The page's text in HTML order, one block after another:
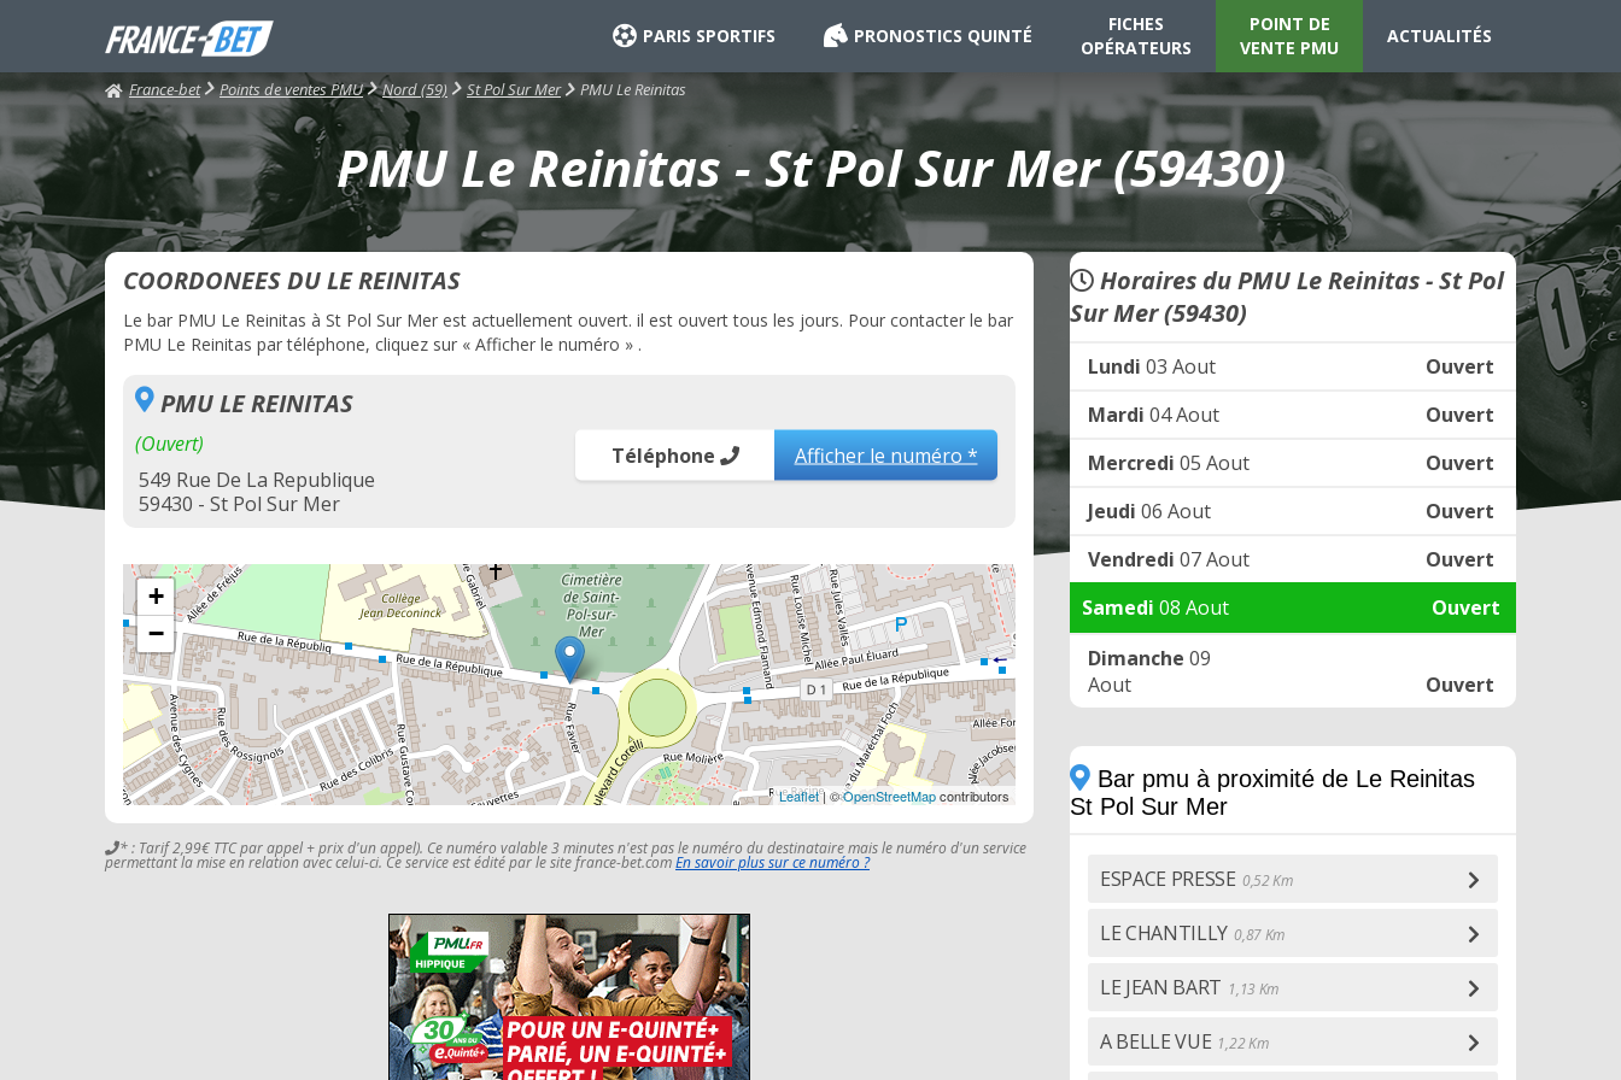
PARIS SPORTIFS PRONOSTICS QUINTÉ
FICHES
OPÉRATEURS
POINT DE
VENTE PMU
ACTUALITÉS
France-bet Points de ventes PMU Nord (59) St Pol Sur Mer PMU Le Reinitas
PMU Le Reinitas - St Pol Sur Mer (59430)
COORDONEES DU LE REINITAS
Le bar PMU Le Reinitas à St Pol Sur Mer est actuellement ouvert. il est ouvert tous les jours. Pour contacter le bar
PMU Le Reinitas par téléphone, cliquez sur « Afficher le numéro » .
PMU LE REINITAS
(Ouvert)
549 Rue De La Republique
59430 - St Pol Sur Mer
Téléphone Afficher le numéro *
+
−
Leaflet| ©OpenStreetMapcontributors
* : Tarif 2,99€ TTC par appel + prix d'un appel). Ce numéro valable 3 minutes n'est pas le numéro du destinataire mais le numéro d'un service
permettant la mise en relation avec celui-ci. Ce service est édité par le site france-bet.comEn savoir plus sur ce numéro ?
Horaires du PMU Le Reinitas - St Pol
Sur Mer (59430)
Lundi 03 Aout
Ouvert
Mardi 04 Aout
Ouvert
Mercredi 05 Aout
Ouvert
Jeudi 06 Aout
Ouvert
Vendredi 07 Aout
Ouvert
Samedi 08 Aout
Ouvert
Dimanche 09
Aout
Ouvert
Bar pmu à proximité de Le Reinitas
St Pol Sur Mer
ESPACE PRESSE 0,52 Km
LE CHANTILLY 0,87 Km
LE JEAN BART 1,13 Km
A BELLE VUE 1,22 Km